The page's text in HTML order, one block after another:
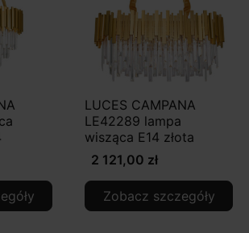
LUCES CAMPANA
LE42289 lampa
wisząca E14 złota
2 121,00 zł
Zobacz szczegóły